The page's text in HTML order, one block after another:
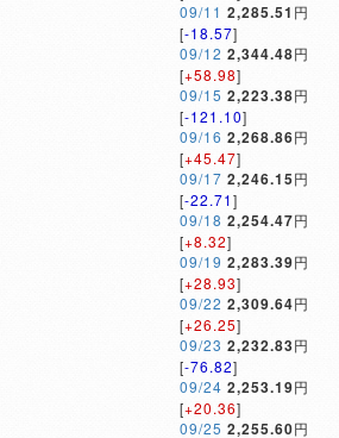
09/11 2,285.51 円
[-18.57]
09/12 2,344.48円
[+58.98]
09/15 2,223.38円
[-121.10]
09/16 2,268.86円
[+45.47]
09/17 2,246.15円
[-22.71]
09/18 2,254.47円
[+8.32]
09/19 2,283.39円
[+28.93]
09/22 2,309.64円
[+26.25]
09/23 2,232.83円
[-76.82]
09/24 2,253.19円
[+20.36]
09/25 2,255.60円